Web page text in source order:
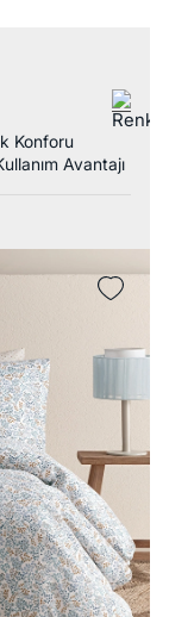
Konforu
Avantajı